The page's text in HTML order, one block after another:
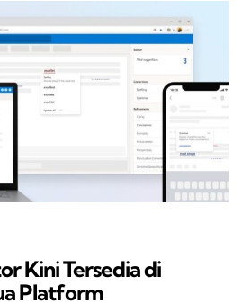
Kini Tersedia di
Platform